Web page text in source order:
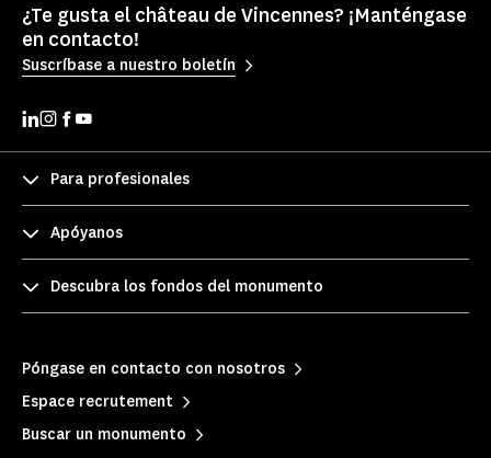
¿Te gusta el château de Vincennes? ¡Manténgase
en contacto!
Suscríbase a nuestro boletín
Para profesionales
Apóyanos
Descubra los fondos del monumento
Póngase en contacto con nosotros
Espace recrutement
Buscar un monumento